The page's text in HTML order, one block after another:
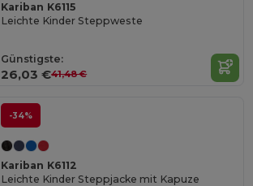
Kariban K6115
Leichte Kinder Steppweste
Günstigste:
26,03 €41,48 €
-34%
Kariban K6112
Leichte Kinder Steppjacke mit Kapuze